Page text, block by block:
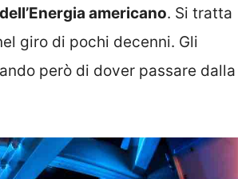
americano. Si tratta
giro di pochi decenni. Gli
però di dover passare dalla